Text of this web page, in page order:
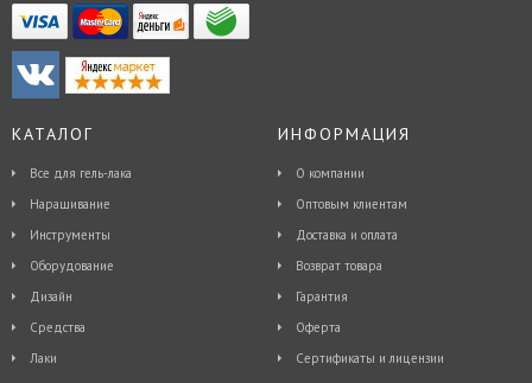
КАТАЛОГ
Все для гель-лака
Наращивание
Инструменты
Оборудование
Дизайн
Средства
Лаки
ИНФОРМАЦИЯ
О компании
Оптовым клиентам
Доставка и оплата
Возврат товара
Гарантия
Оферта
Сертификаты и лицензии